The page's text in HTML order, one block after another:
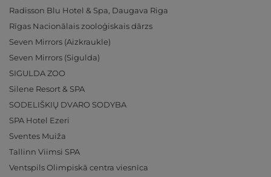
Radisson Blu Hotel & Spa, Daugava Riga
Rīgas Nacionālais zooloģiskais dārzs
Seven Mirrors (Aizkraukle)
Seven Mirrors (Sigulda)
SIGULDA ZOO
Silene Resort & SPA
SODELIŠKIŲ DVARO SODYBA
SPA Hotel Ezeri
Sventes Muiža
Tallinn Viimsi SPA
Ventspils Olimpiskā centra viesnīca